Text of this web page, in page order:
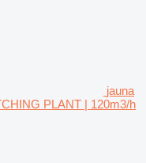
jauna
PLANT | 120m3/h